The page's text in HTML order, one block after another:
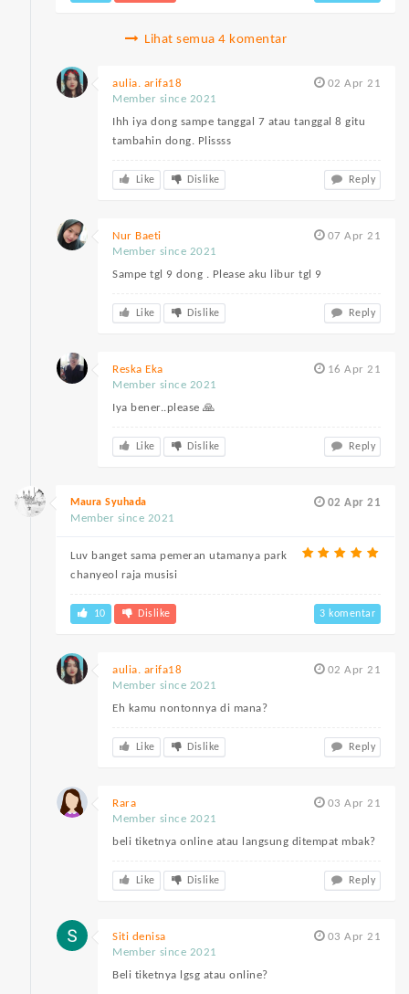
Lihat semua 4 komentar
02 Apr 21
aulia. arifa18
Member since 2021
Ihh iya dong sampe tanggal 7 atau tanggal 8 gitu
tambahin dong. Plissss
Like Dislike Reply
07 Apr 21
Nur Baeti
Member since 2021
Sampe tgl 9 dong . Please aku libur tgl 9
Like Dislike Reply
16 Apr 21
Reska Eka
Member since 2021
Iya bener..please 🙏
Like Dislike Reply
02 Apr 21
Maura Syuhada
Member since 2021
Luv banget sama pemeran utamanya park
chanyeol raja musisi
10 Dislike 3 komentar
02 Apr 21
aulia. arifa18
Member since 2021
Eh kamu nontonnya di mana?
Like Dislike Reply
03 Apr 21
Rara
Member since 2021
beli tiketnya online atau langsung ditempat mbak?
Like Dislike Reply
03 Apr 21
Siti denisa
Member since 2021
Beli tiketnya lgsg atau online?